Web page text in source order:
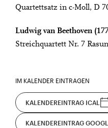
Quartettsatz in c-Moll, D
Ludwig van Beethoven
Streichquartett Nr. 7
IM KALENDER EINTRAGEN
KALENDEREINTRAG ICAL
KALENDEREINTRAG